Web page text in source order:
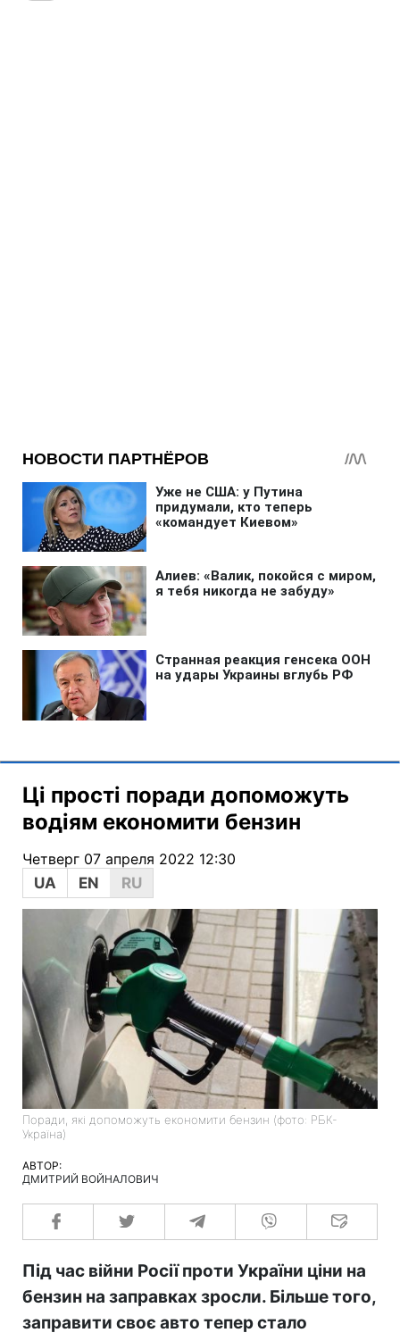
Ці прості поради допоможуть
водіям економити бензин
Четверг 07 апреля 2022 12:30
UA
EN RU
Поради, які допоможуть економити бензин (фото: РБК-
Україна)
АВТОР:
ДМИТРИЙ ВОЙНАЛОВИЧ
Під час війни Росії проти України ціни на
бензин на заправках зросли. Більше того,
заправити своє авто тепер стало